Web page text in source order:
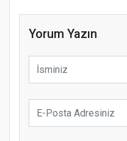
Yorum Yazın